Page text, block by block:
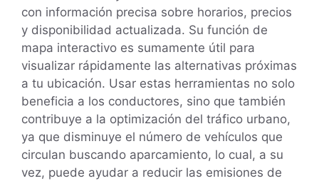
con información precisa sobre horarios, precios
y disponibilidad actualizada. Su función de
mapa interactivo es sumamente útil para
visualizar rápidamente las alternativas próximas
a tu ubicación. Usar estas herramientas no solo
beneficia a los conductores, sino que también
contribuye a la optimización del tráfico urbano,
ya que disminuye el número de vehículos que
circulan buscando aparcamiento, lo cual, a su
vez, puede ayudar a reducir las emisiones de